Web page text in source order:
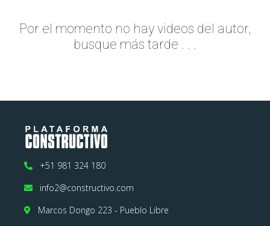
Por el momento no hay videos del autor,
busque más tarde . . .
+51 981 324 180
info2@constructivo.com
Marcos Dongo 223 - Pueblo Libre